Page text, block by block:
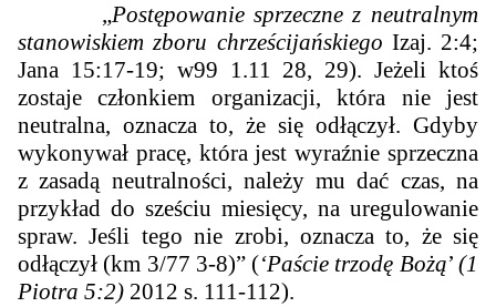
„Postępowanie sprzeczne z neutralnym
stanowiskiem zboru chrześcijańskiego Izaj. 2:4;
Jana 15:17-19; w99 1.11 28, 29). Jeżeli ktoś
zostaje członkiem organizacji, która nie jest
neutralna, oznacza to, że się odłączył. Gdyby
wykonywał pracę, która jest wyraźnie sprzeczna
z zasadą neutralności, należy mu dać czas, na
przykład do sześciu miesięcy, na uregulowanie
spraw. Jeśli tego nie zrobi, oznacza to, że się
odłączył (km 3/77 3-8)” (‘Paście trzodę Bożą’ (1
Piotra 5:2) 2012 s. 111-112).